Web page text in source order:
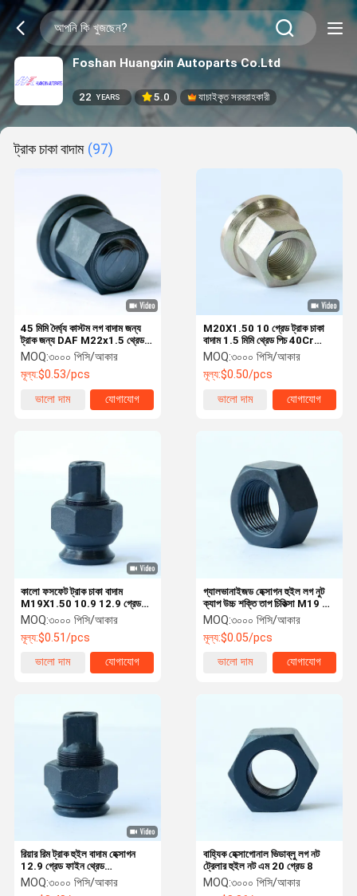
Foshan Huangxin Autoparts Co.Ltd
22 YEARS 5.0 যাচাইকৃত সরবরাহকারী
ট্রাক চাকা বাদাম (97)
45 মিমি দৈর্ঘ্য কাস্টম লগ বাদাম জন্য
ট্রাক জন্য DAF M22x1.5 থ্রেড
আকার
MOQ:৩০০০ পিসি/আকার
মূল্য:$0.53/pcs
ভালো দাম
যোগাযোগ
M20X1.50 10 গ্রেড ট্রাক চাকা
বাদাম 1.5 মিমি থ্রেড পিচ 40Cr
উপাদান
MOQ:৩০০০ পিসি/আকার
মূল্য:$0.50/pcs
ভালো দাম
যোগাযোগ
কালো ফসফেট ট্রাক চাকা বাদাম
M19X1.50 10.9 12.9 গ্রেড
1040MPa
MOQ:৩০০০ পিসি/আকার
মূল্য:$0.51/pcs
ভালো দাম
যোগাযোগ
গ্যালভানাইজড হেক্সাগন হুইল লগ নুট
ক্যাপ উচ্চ শক্তি তাপ চিকিত্সা M19 8
গ্রেড
MOQ:৩০০০ পিসি/আকার
মূল্য:$0.05/pcs
ভালো দাম
যোগাযোগ
রিয়ার রিম ট্রাক হুইল বাদাম হেক্সাগন
12.9 গ্রেড ফাইন থ্রেড
ISO10597
MOQ:৩০০০ পিসি/আকার
বাহ্যিক হেক্সাগোনাল ভিডাব্লু লগ নট
ট্রেলার হুইল নট এম 20 গ্রেড 8
MOQ:৩০০০ পিসি/আকার